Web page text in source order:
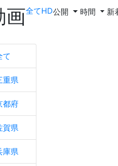
画全てHD公開 時間 新
て
重県
都府
賀県
庫県